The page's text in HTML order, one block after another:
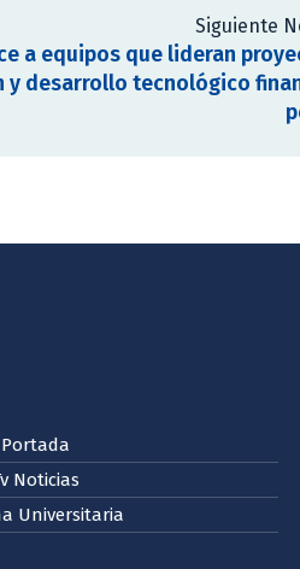
Siguiente
a equipos que lideran
y desarrollo tecnológico
Portada
Noticias
Universitaria